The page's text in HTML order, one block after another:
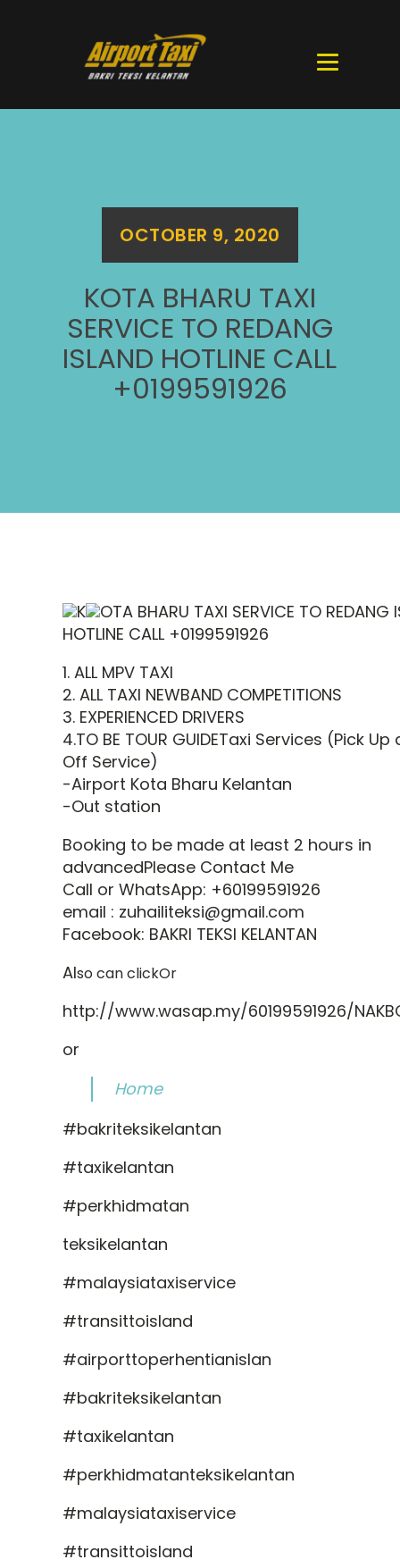
OCTOBER 9, 2020
KOTA BHARU TAXI
SERVICE TO REDANG
ISLAND HOTLINE CALL
+0199591926
K
OTA BHARU TAXI SERVICE TO REDANG
HOTLINE CALL +0199591926
1. ALL MPV TAXI
2. ALL TAXI NEWBAND COMPETITIONS
3. EXPERIENCED DRIVERS
4.TO BE TOUR GUIDETaxi Services (Pick
Off Service)
-Airport Kota Bharu Kelantan
-Out station
Booking to be made at least 2 hours in
advancedPlease Contact Me
Call or WhatsApp: +60199591926
email : zuhailiteksi@gmail.com
Facebook: BAKRI TEKSI KELANTAN
Also can clickOr
http://www.wasap.my/60199591926/
or
Home
#bakriteksikelantan
#taxikelantan
#perkhidmatan
teksikelantan
#malaysiataxiservice
#transittoisland
#airporttoperhentianislan
#bakriteksikelantan
#taxikelantan
#perkhidmatanteksikelantan
#malaysiataxiservice
#transittoisland